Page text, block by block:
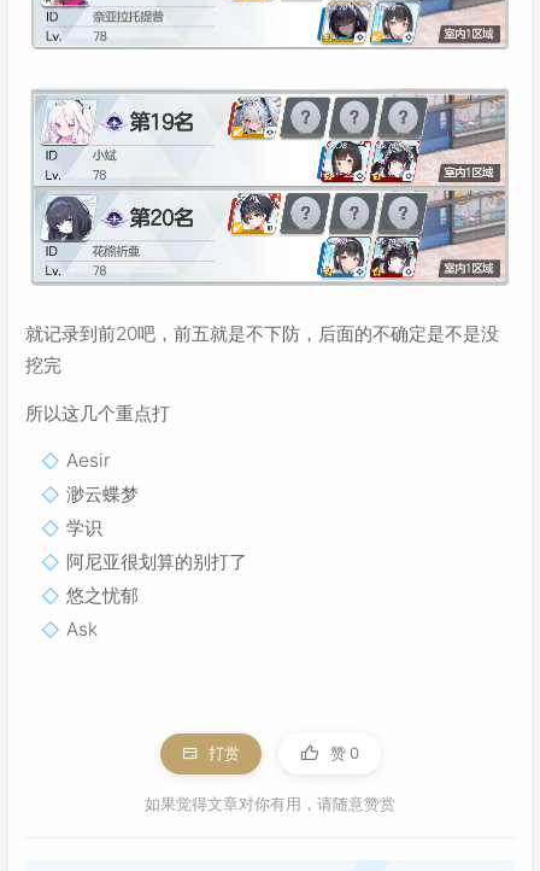
就记录到前20吧，前五就是不下防，后面的不确定是不是没
挖完
所以这几个重点打
Aesir
渺云蝶梦
学识
阿尼亚很划算的别打了
悠之忧郁
Ask
打赏 赞 0
如果觉得文章对你有用，请随意赞赏